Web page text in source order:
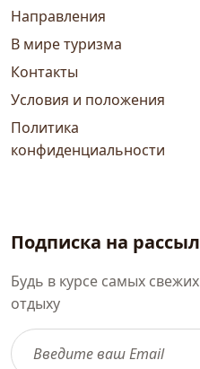
Направления
В мире туризма
Контакты
Условия и положения
Политика
конфиденциальности
Подписка на
Будь в курсе самых
отдыху